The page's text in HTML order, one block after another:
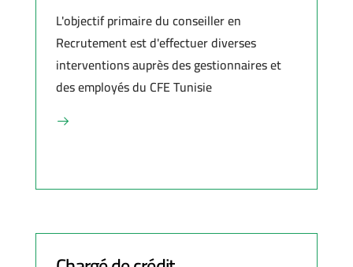
L'objectif primaire du conseiller en
Recrutement est d'effectuer diverses
interventions auprès des gestionnaires et
des employés du CFE Tunisie